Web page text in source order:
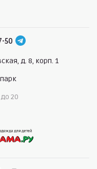
50
д. 8, корп. 1
20